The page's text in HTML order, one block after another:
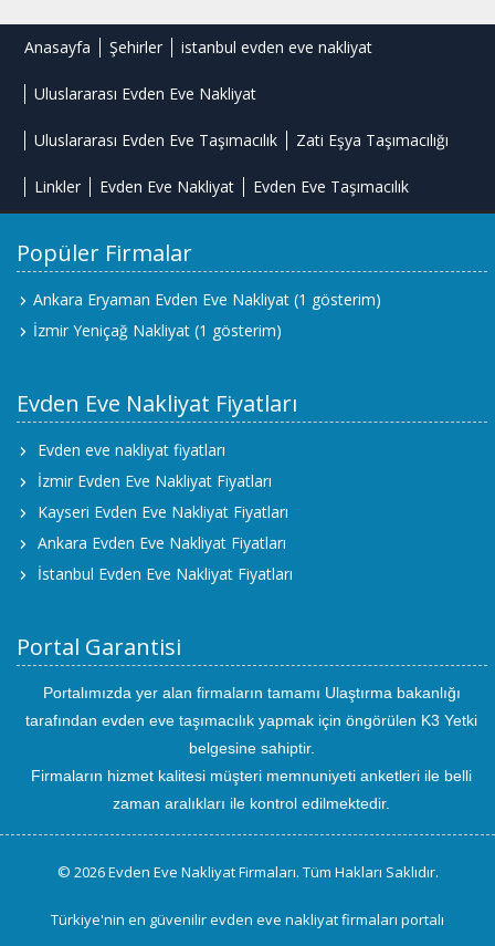
Anasayfa Şehirler istanbul evden eve nakliyat
Uluslararası Evden Eve Nakliyat
Uluslararası Evden Eve Taşımacılık Zati Eşya Taşımacılığı
Linkler Evden Eve Nakliyat Evden Eve Taşımacılık
Popüler Firmalar
Ankara Eryaman Evden Eve Nakliyat (1 gösterim)
İzmir Yeniçağ Nakliyat (1 gösterim)
Evden Eve Nakliyat Fiyatları
Evden eve nakliyat fiyatları
İzmir Evden Eve Nakliyat Fiyatları
Kayseri Evden Eve Nakliyat Fiyatları
Ankara Evden Eve Nakliyat Fiyatları
İstanbul Evden Eve Nakliyat Fiyatları
Portal Garantisi
Portalımızda yer alan firmaların tamamı Ulaştırma bakanlığı
tarafından evden eve taşımacılık yapmak için öngörülen K3 Yetki
belgesine sahiptir.
Firmaların hizmet kalitesi müşteri memnuniyeti anketleri ile belli
zaman aralıkları ile kontrol edilmektedir.
© 2026 Evden Eve Nakliyat Firmaları. Tüm Hakları Saklıdır.
Türkiye'nin en güvenilir evden eve nakliyat firmaları portalı